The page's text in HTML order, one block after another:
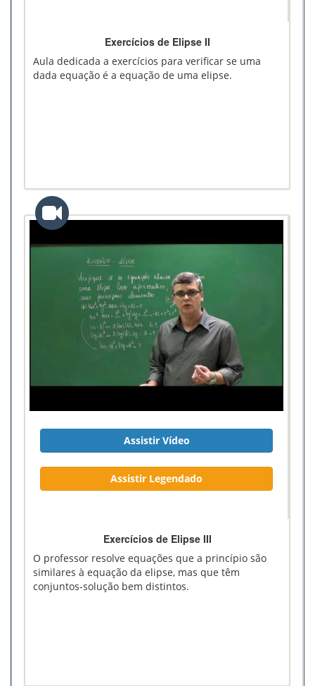
Exercícios de Elipse II
Aula dedicada a exercícios para verificar se uma
dada equação é a equação de uma elipse.
Assistir Vídeo
Assistir Legendado
Exercícios de Elipse III
O professor resolve equações que a princípio são
similares à equação da elipse, mas que têm
conjuntos-solução bem distintos.